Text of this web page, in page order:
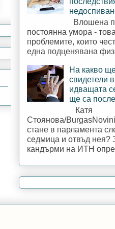
Влошена
постоянна умора -
проблемите, които
една подценявана
На какво
свидетели
идващата
ще са
Катя
Стоянова/
стане в парламента
седмица и отвъд нея?
кандърми на ИТН